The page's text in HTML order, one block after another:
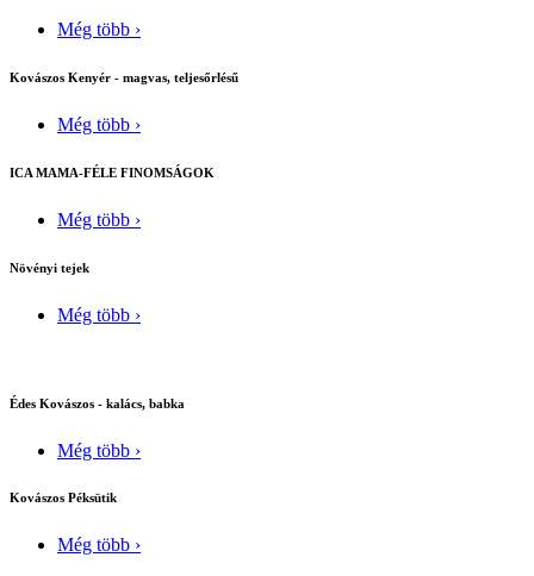
Még több ›
Kovászos Kenyér - magvas, teljesőrlésű
Még több ›
ICA MAMA-FÉLE FINOMSÁGOK
Még több ›
Növényi tejek
Még több ›
Édes Kovászos - kalács, babka
Még több ›
Kovászos Péksütik
Még több ›